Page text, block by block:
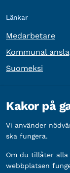
Länkar
Medarbetare
Kommunal
Suomeksi
Kakor på
Vi använder
ska fungera.
Om du tillåter
webbplatsen